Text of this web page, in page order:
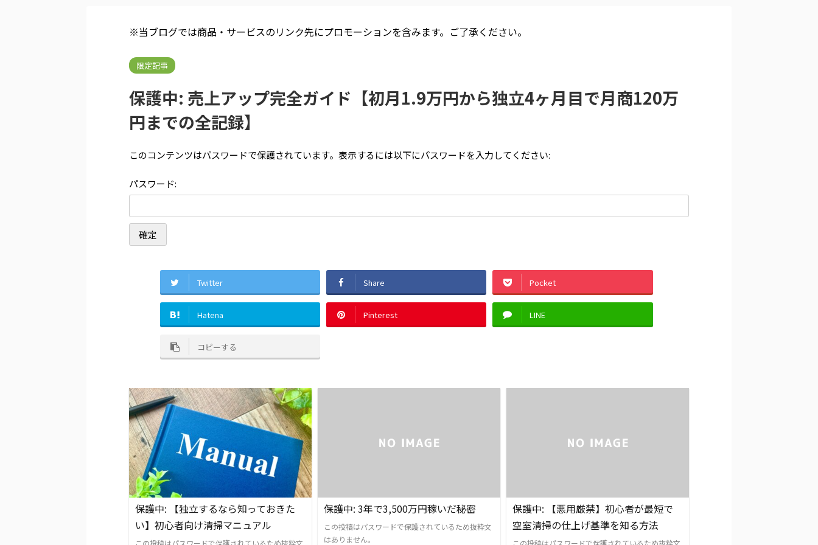
※当ブログでは商品・サービスのリンク先にプロモーションを含みます。ご了承ください。
限定記事
保護中: 売上アップ完全ガイド【初月1.9万円から独立4ヶ月目で月商120万
円までの全記録】
このコンテンツはパスワードで保護されています。表示するには以下にパスワードを入力してください:
パスワード:
Twitter Share Pocket
Hatena Pinterest LINE
コピーする
保護中: 【独立するなら知っておきた
い】初心者向け清掃マニュアル
この投稿はパスワードで保護されているため抜粋文
保護中: 3年で3,500万円稼いだ秘密
この投稿はパスワードで保護されているため抜粋文
はありません。
保護中: 【悪用厳禁】初心者が最短で
空室清掃の仕上げ基準を知る方法
この投稿はパスワードで保護されているため抜粋文